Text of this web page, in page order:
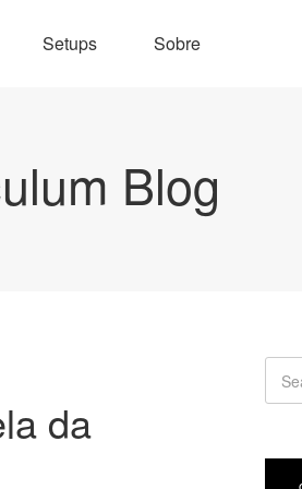
Setups Sobre
Blog
da